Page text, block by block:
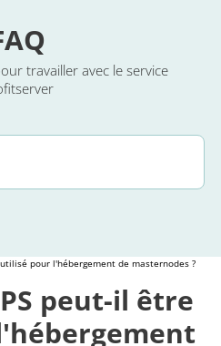
travailler avec le service
pour l'hébergement de masternodes ?
peut-il être